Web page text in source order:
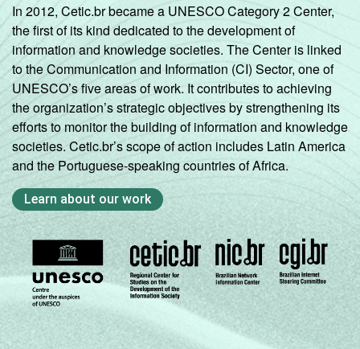
In 2012, Cetic.br became a UNESCO Category 2 Center,
the first of its kind dedicated to the development of
information and knowledge societies. The Center is linked
to the Communication and Information (CI) Sector, one of
UNESCO’s five areas of work. It contributes to achieving
the organization’s strategic objectives by strengthening its
efforts to monitor the building of information and knowledge
societies. Cetic.br’s scope of action includes Latin America
and the Portuguese-speaking countries of Africa.
Learn about our work